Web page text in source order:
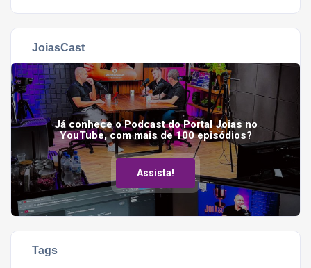
JoiasCast
Já conhece o Podcast do Portal Joias no
YouTube, com mais de 100 episódios?
Assista!
Tags